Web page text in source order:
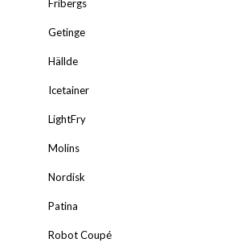
Fribergs
Getinge
Hällde
Icetainer
LightFry
Molins
Nordisk
Patina
Robot Coupé